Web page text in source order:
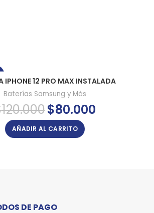
IPHONE 12 PRO MAX INSTALADA
Baterías Samsung y Más
120.000 El
precio
original
era:
$80.000El
precio
AÑADIR AL CARRITO
DE PAGO